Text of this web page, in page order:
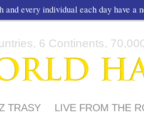
and every individual each day have a
6 Continents,
TRASY LIVE FROM THE